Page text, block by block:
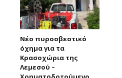
Νέο πυροσβεστικό
όχημα για τα
Κρασοχώρια της
Λεμεσού –